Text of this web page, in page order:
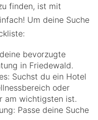
finden, ist mit
Um deine Suche
bevorzugte
in Friedewald.
Suchst du ein Hotel
oder
am wichtigsten ist.
Passe deine Suche